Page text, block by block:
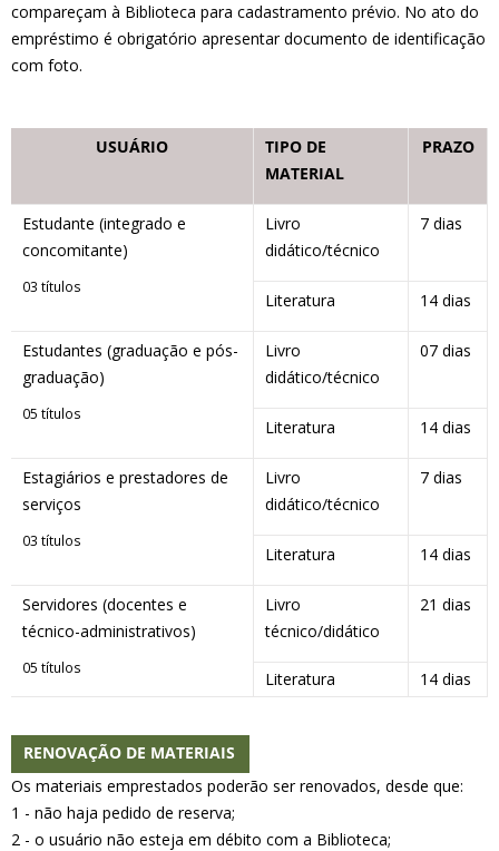
compareçam à Biblioteca para cadastramento prévio. No ato do
empréstimo é obrigatório apresentar documento de identificação
com foto.
USUÁRIO
TIPO DE
MATERIAL
PRAZO
Estudante (integrado e
concomitante)
03 títulos
Livro
didático/técnico
7 dias
Literatura 14 dias
Estudantes (graduação e pós-
graduação)
05 títulos
Livro
didático/técnico
07 dias
Literatura 14 dias
Estagiários e prestadores de
serviços
03 títulos
Livro
didático/técnico
7 dias
Literatura 14 dias
Servidores (docentes e
técnico-administrativos)
05 títulos
Livro
técnico/didático
21 dias
Literatura 14 dias
RENOVAÇÃO DE MATERIAIS
Os materiais emprestados poderão ser renovados, desde que:
1 - não haja pedido de reserva;
2 - o usuário não esteja em débito com a Biblioteca;